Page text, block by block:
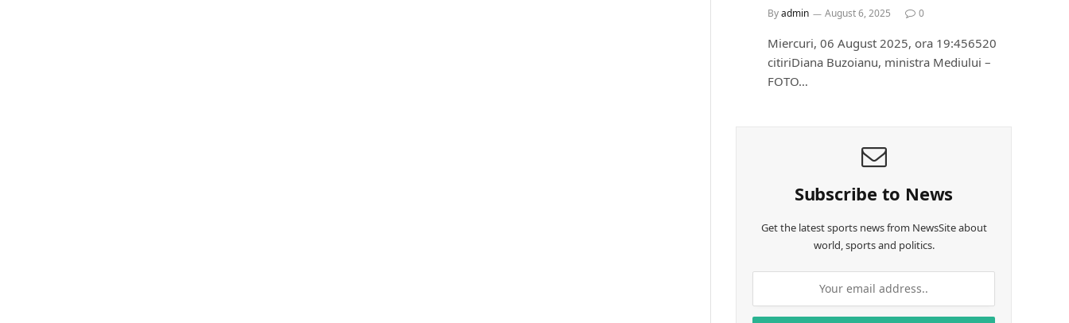
Byadmin August 6, 2025 0
Miercuri, 06 August 2025, ora 19:456520
citiriDiana Buzoianu, ministra Mediului –
FOTO…
Subscribe to News
Get the latest sports news from NewsSite about
world, sports and politics.